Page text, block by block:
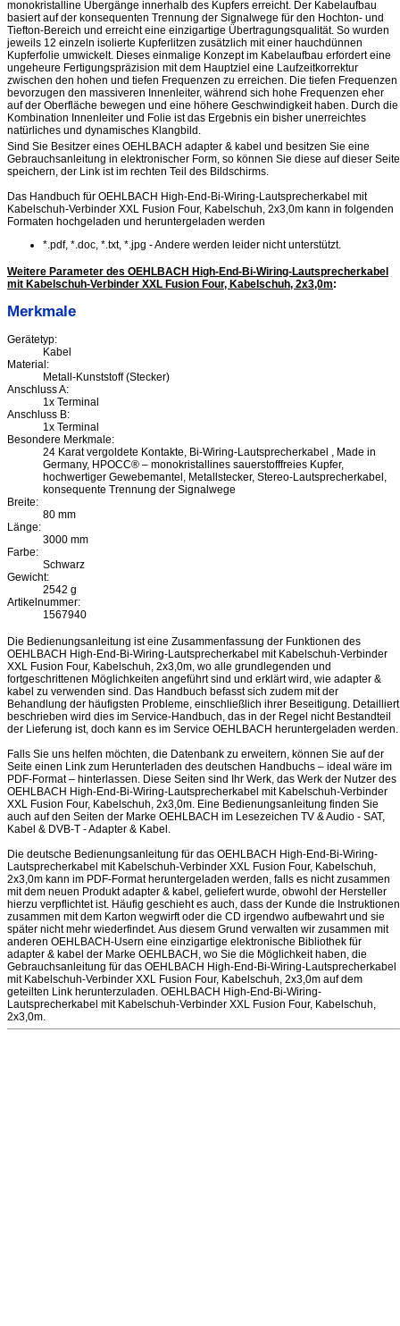
monokristalline Übergänge innerhalb des Kupfers erreicht. Der Kabelaufbau
basiert auf der konsequenten Trennung der Signalwege für den Hochton- und
Tiefton-Bereich und erreicht eine einzigartige Übertragungsqualität. So wurden
jeweils 12 einzeln isolierte Kupferlitzen zusätzlich mit einer hauchdünnen
Kupferfolie umwickelt. Dieses einmalige Konzept im Kabelaufbau erfordert eine
ungeheure Fertigungspräzision mit dem Hauptziel eine Laufzeitkorrektur
zwischen den hohen und tiefen Frequenzen zu erreichen. Die tiefen Frequenzen
bevorzugen den massiveren Innenleiter, während sich hohe Frequenzen eher
auf der Oberfläche bewegen und eine höhere Geschwindigkeit haben. Durch die
Kombination Innenleiter und Folie ist das Ergebnis ein bisher unerreichtes
natürliches und dynamisches Klangbild.
Sind Sie Besitzer eines OEHLBACH adapter & kabel und besitzen Sie eine
Gebrauchsanleitung in elektronischer Form, so können Sie diese auf dieser Seite
speichern, der Link ist im rechten Teil des Bildschirms.
Das Handbuch für OEHLBACH High-End-Bi-Wiring-Lautsprecherkabel mit
Kabelschuh-Verbinder XXL Fusion Four, Kabelschuh, 2x3,0m kann in folgenden
Formaten hochgeladen und heruntergeladen werden
*.pdf, *.doc, *.txt, *.jpg - Andere werden leider nicht unterstützt.
Weitere Parameter des OEHLBACH High-End-Bi-Wiring-Lautsprecherkabel
mit Kabelschuh-Verbinder XXL Fusion Four, Kabelschuh, 2x3,0m:
Merkmale
Gerätetyp:
Kabel
Material:
Metall-Kunststoff (Stecker)
Anschluss A:
1x Terminal
Anschluss B:
1x Terminal
Besondere Merkmale:
24 Karat vergoldete Kontakte, Bi-Wiring-Lautsprecherkabel , Made in
Germany, HPOCC® – monokristallines sauerstofffreies Kupfer,
hochwertiger Gewebemantel, Metallstecker, Stereo-Lautsprecherkabel,
konsequente Trennung der Signalwege
Breite:
80 mm
Länge:
3000 mm
Farbe:
Schwarz
Gewicht:
2542 g
Artikelnummer:
1567940
Die Bedienungsanleitung ist eine Zusammenfassung der Funktionen des
OEHLBACH High-End-Bi-Wiring-Lautsprecherkabel mit Kabelschuh-Verbinder
XXL Fusion Four, Kabelschuh, 2x3,0m, wo alle grundlegenden und
fortgeschrittenen Möglichkeiten angeführt sind und erklärt wird, wie adapter &
kabel zu verwenden sind. Das Handbuch befasst sich zudem mit der
Behandlung der häufigsten Probleme, einschließlich ihrer Beseitigung. Detailliert
beschrieben wird dies im Service-Handbuch, das in der Regel nicht Bestandteil
der Lieferung ist, doch kann es im Service OEHLBACH heruntergeladen werden.
Falls Sie uns helfen möchten, die Datenbank zu erweitern, können Sie auf der
Seite einen Link zum Herunterladen des deutschen Handbuchs – ideal wäre im
PDF-Format – hinterlassen. Diese Seiten sind Ihr Werk, das Werk der Nutzer des
OEHLBACH High-End-Bi-Wiring-Lautsprecherkabel mit Kabelschuh-Verbinder
XXL Fusion Four, Kabelschuh, 2x3,0m. Eine Bedienungsanleitung finden Sie
auch auf den Seiten der Marke OEHLBACH im Lesezeichen TV & Audio - SAT,
Kabel & DVB-T - Adapter & Kabel.
Die deutsche Bedienungsanleitung für das OEHLBACH High-End-Bi-Wiring-
Lautsprecherkabel mit Kabelschuh-Verbinder XXL Fusion Four, Kabelschuh,
2x3,0m kann im PDF-Format heruntergeladen werden, falls es nicht zusammen
mit dem neuen Produkt adapter & kabel, geliefert wurde, obwohl der Hersteller
hierzu verpflichtet ist. Häufig geschieht es auch, dass der Kunde die Instruktionen
zusammen mit dem Karton wegwirft oder die CD irgendwo aufbewahrt und sie
später nicht mehr wiederfindet. Aus diesem Grund verwalten wir zusammen mit
anderen OEHLBACH-Usern eine einzigartige elektronische Bibliothek für
adapter & kabel der Marke OEHLBACH, wo Sie die Möglichkeit haben, die
Gebrauchsanleitung für das OEHLBACH High-End-Bi-Wiring-Lautsprecherkabel
mit Kabelschuh-Verbinder XXL Fusion Four, Kabelschuh, 2x3,0m auf dem
geteilten Link herunterzuladen. OEHLBACH High-End-Bi-Wiring-
Lautsprecherkabel mit Kabelschuh-Verbinder XXL Fusion Four, Kabelschuh,
2x3,0m.